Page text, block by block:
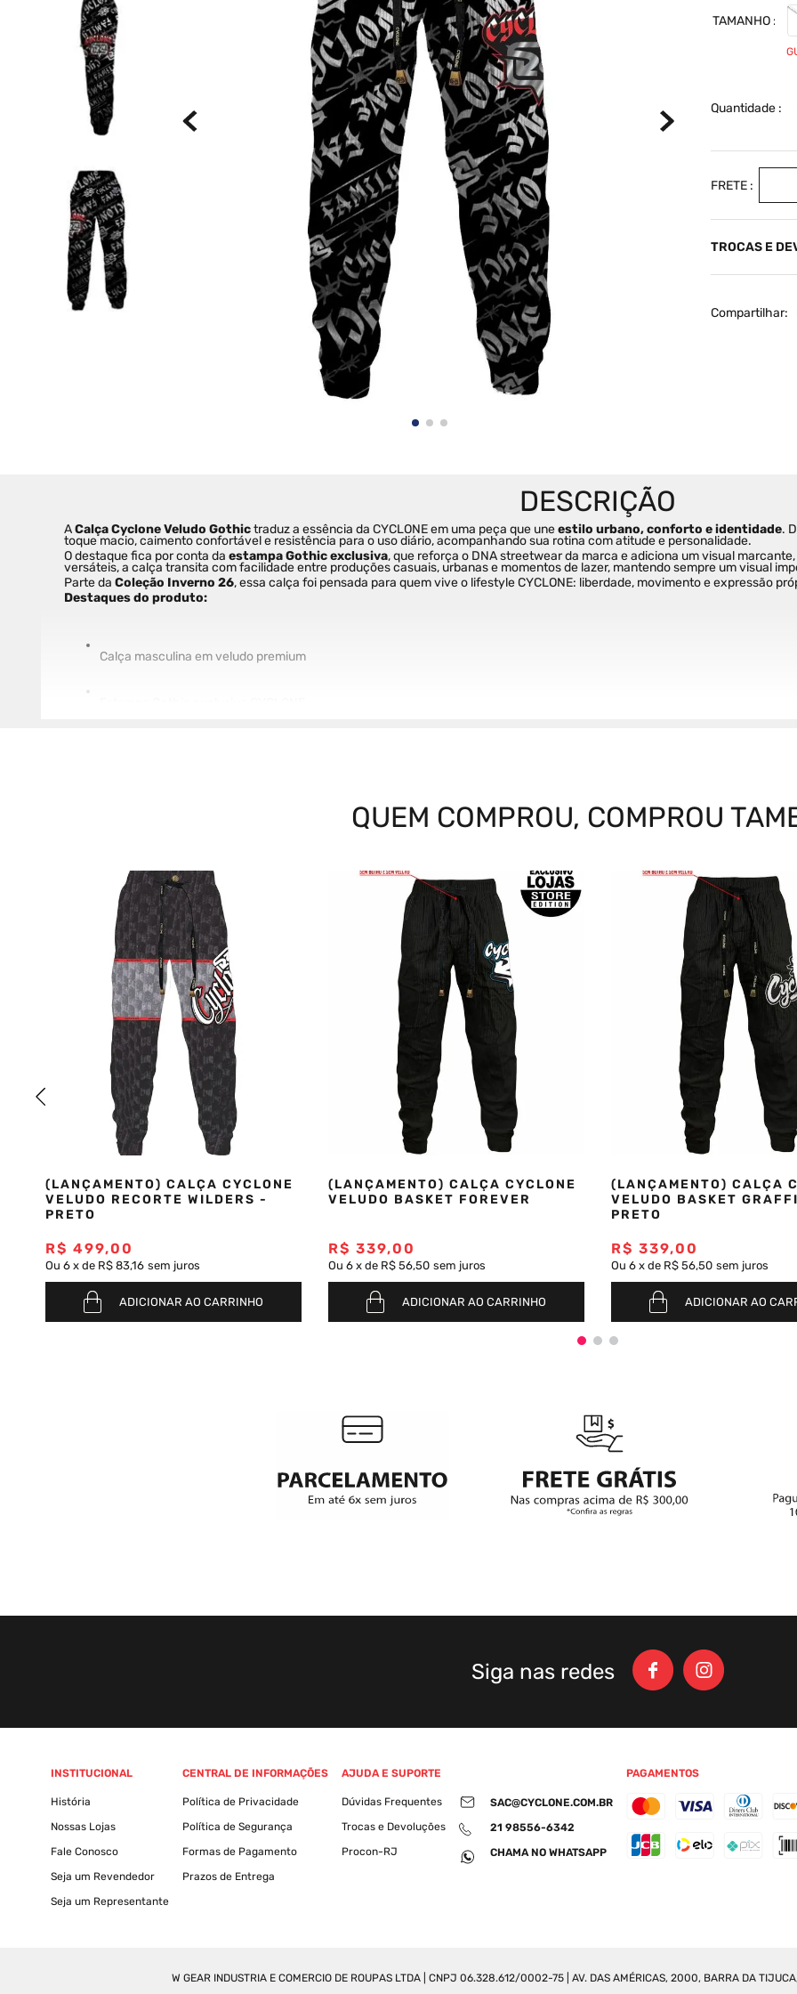
TAMANHO
Quantidade
TROCAS E
Compartilhar
A Calça Cyclone Veludo Gothic traduz a essência da CYCLONE em uma peça que une estilo urbano, conforto e identidade.
toque macio, caimento confortável e resistência para o uso diário, acompanhando sua rotina com atitude e personalidade.
O destaque fica por conta da estampa Gothic exclusiva, que reforça o DNA streetwear da marca e adiciona um visual
versáteis, a calça transita com facilidade entre produções casuais, urbanas e momentos de lazer, mantendo sempre um visual
Parte da Coleção Inverno 26, essa calça foi pensada para quem vive o lifestyle CYCLONE: liberdade, movimento e expressão
Destaques do produto:
Calça masculina em veludo premium
Composição: 90% algodão / 10% viscose
Referência: 03050842
Coleção: Inverno 26
QUEM COMPROU, COMPROU
(LANÇAMENTO) CALÇA CYCLONE
VELUDO RECORTE WILDERS -
PRETO
R$ 499,00
Ou 6 xde R$ 83,16 sem juros
ADICIONAR AO CARRINHO
(LANÇAMENTO) CALÇA CYCLONE
VELUDO BASKET FOREVER
R$ 339,00
Ou 6 xde R$ 56,50 sem juros
ADICIONAR AO CARRINHO
(LANÇAMENTO) CALÇA
VELUDO BASKET
PRETO
R$ 339,00
Ou 6 xde R$ 56,50 sem juros
ADICIONAR AO
Siga nas redes
INSTITUCIONAL
História
Nossas Lojas
Fale Conosco
Seja um Revendedor
Seja um Representante
CENTRAL DE INFORMAÇÕES
Política de Privacidade
Política de Segurança
Formas de Pagamento
Prazos de Entrega
AJUDA E SUPORTE
Dúvidas Frequentes
Trocas e Devoluções
Procon-RJ
SAC@CYCLONE.COM.BR
21 98556-6342
CHAMA NO WHATSAPP
PAGAMENTOS
W GEAR INDUSTRIA E COMERCIO DE ROUPAS LTDA | CNPJ 06.328.612/0002-75 | AV. DAS AMÉRICAS, 2000, BARRA DA
Saia
Camiseta